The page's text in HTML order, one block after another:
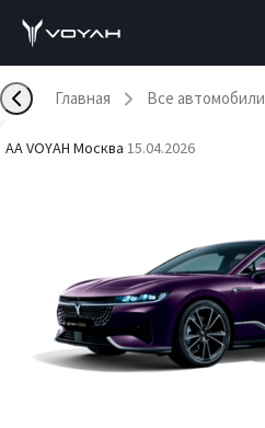
Главная Все автомобили
AA VOYAH Москва·15.04.2026